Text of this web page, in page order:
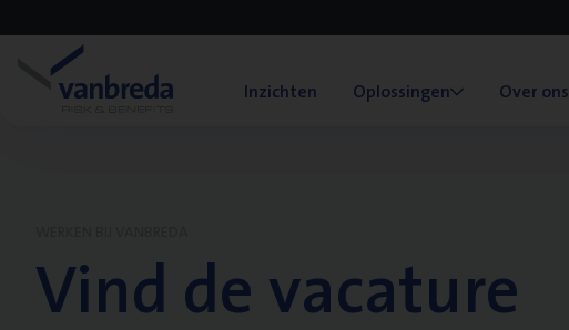
Inzichten Oplossingen Over ons
Vind de vacature